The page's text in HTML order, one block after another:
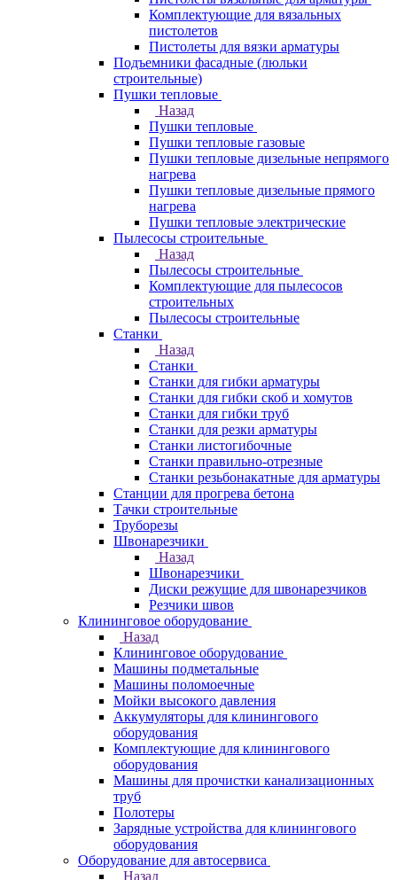
Комплектующие для вязальных
пистолетов
Пистолеты для вязки арматуры
Подъемники фасадные (люльки
строительные)
Пушки тепловые
Назад
Пушки тепловые
Пушки тепловые газовые
Пушки тепловые дизельные непрямого
нагрева
Пушки тепловые дизельные прямого
нагрева
Пушки тепловые электрические
Пылесосы строительные
Назад
Пылесосы строительные
Комплектующие для пылесосов
строительных
Пылесосы строительные
Станки
Назад
Станки
Станки для гибки арматуры
Станки для гибки скоб и хомутов
Станки для гибки труб
Станки для резки арматуры
Станки листогибочные
Станки правильно-отрезные
Станки резьбонакатные для арматуры
Станции для прогрева бетона
Тачки строительные
Труборезы
Швонарезчики
Назад
Швонарезчики
Диски режущие для швонарезчиков
Резчики швов
Клининговое оборудование
Назад
Клининговое оборудование
Машины подметальные
Машины поломоечные
Мойки высокого давления
Аккумуляторы для клинингового
оборудования
Комплектующие для клинингового
оборудования
Машины для прочистки канализационных
труб
Полотеры
Зарядные устройства для клинингового
оборудования
Оборудование для автосервиса
Назад